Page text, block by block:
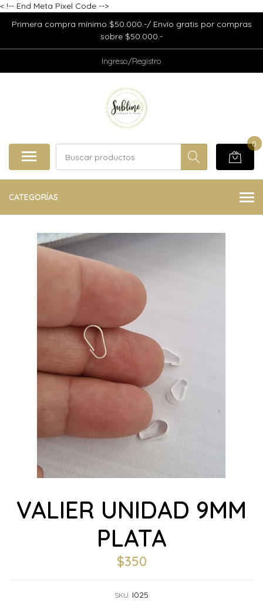
< !-- End Meta Pixel Code -->
Primera compra mínimo $50.000.-/ Envío gratis por compras
sobre $50.000.-
Ingreso/Registro
0
CATEGORÍAS
VALIER UNIDAD 9MM
PLATA
$350
SKU: I025